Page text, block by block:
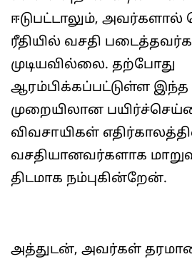
ஈடுபட்டாலும், அவர்களால்
ரீதியில் வசதி
முடியவில்லை. தற்போது
ஆரம்பிக்கப்பட்டுள்ள
முறையிலான
விவசாயிகள்
வசதியானவர்களாக
திடமாக நம்புகின்றேன்.
அத்துடன், அவர்கள்